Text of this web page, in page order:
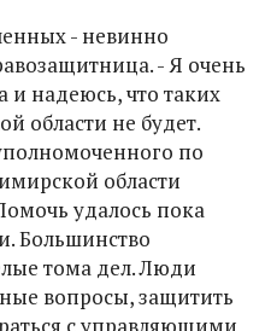
- невинно
- Я очень
надеюсь, что таких
области не будет.
по
области
удалось пока
Большинство
тома дел. Люди
вопросы, защитить